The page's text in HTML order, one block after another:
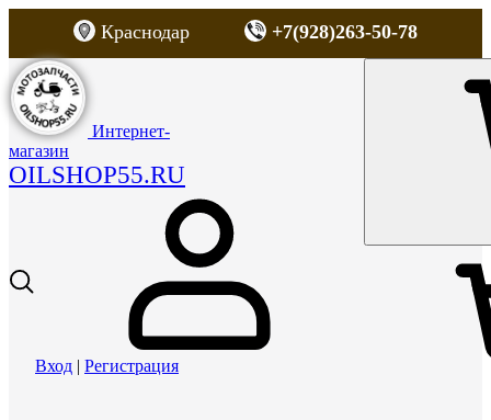
Краснодар +7(928)263-50-78
Интернет-
магазин
OILSHOP55.RU
Вход | Регистрация